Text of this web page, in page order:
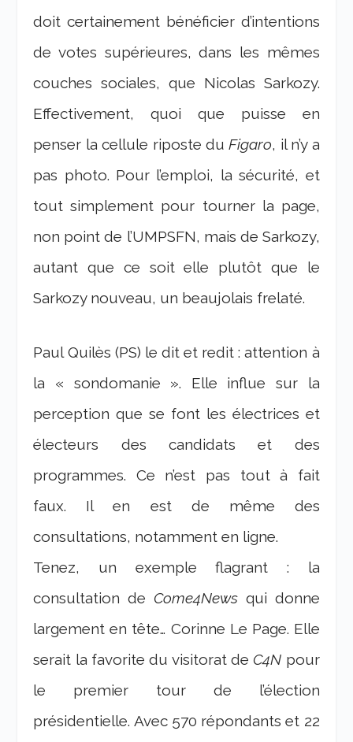
doit certainement bénéficier d’intentions
de votes supérieures, dans les mêmes
couches sociales, que Nicolas Sarkozy.
Effectivement, quoi que puisse en
penser la cellule riposte duFigaro, il n’y a
pas photo. Pour l’emploi, la sécurité, et
tout simplement pour tourner la page,
non point de l’UMPSFN, mais de Sarkozy,
autant que ce soit elle plutôt que le
Sarkozy nouveau, un beaujolais frelaté.
Paul Quilès (PS) le dit et redit : attention à
la « sondomanie ». Elle influe sur la
perception que se font les électrices et
électeurs des candidats et des
programmes. Ce n’est pas tout à fait
faux. Il en est de même des
consultations, notamment en ligne.
Tenez, un exemple flagrant : la
consultation de Come4News qui donne
largement en tête… Corinne Le Page. Elle
serait la favorite du visitorat de C4N pour
le premier tour de l’élection
présidentielle. Avec 570 répondants et 22